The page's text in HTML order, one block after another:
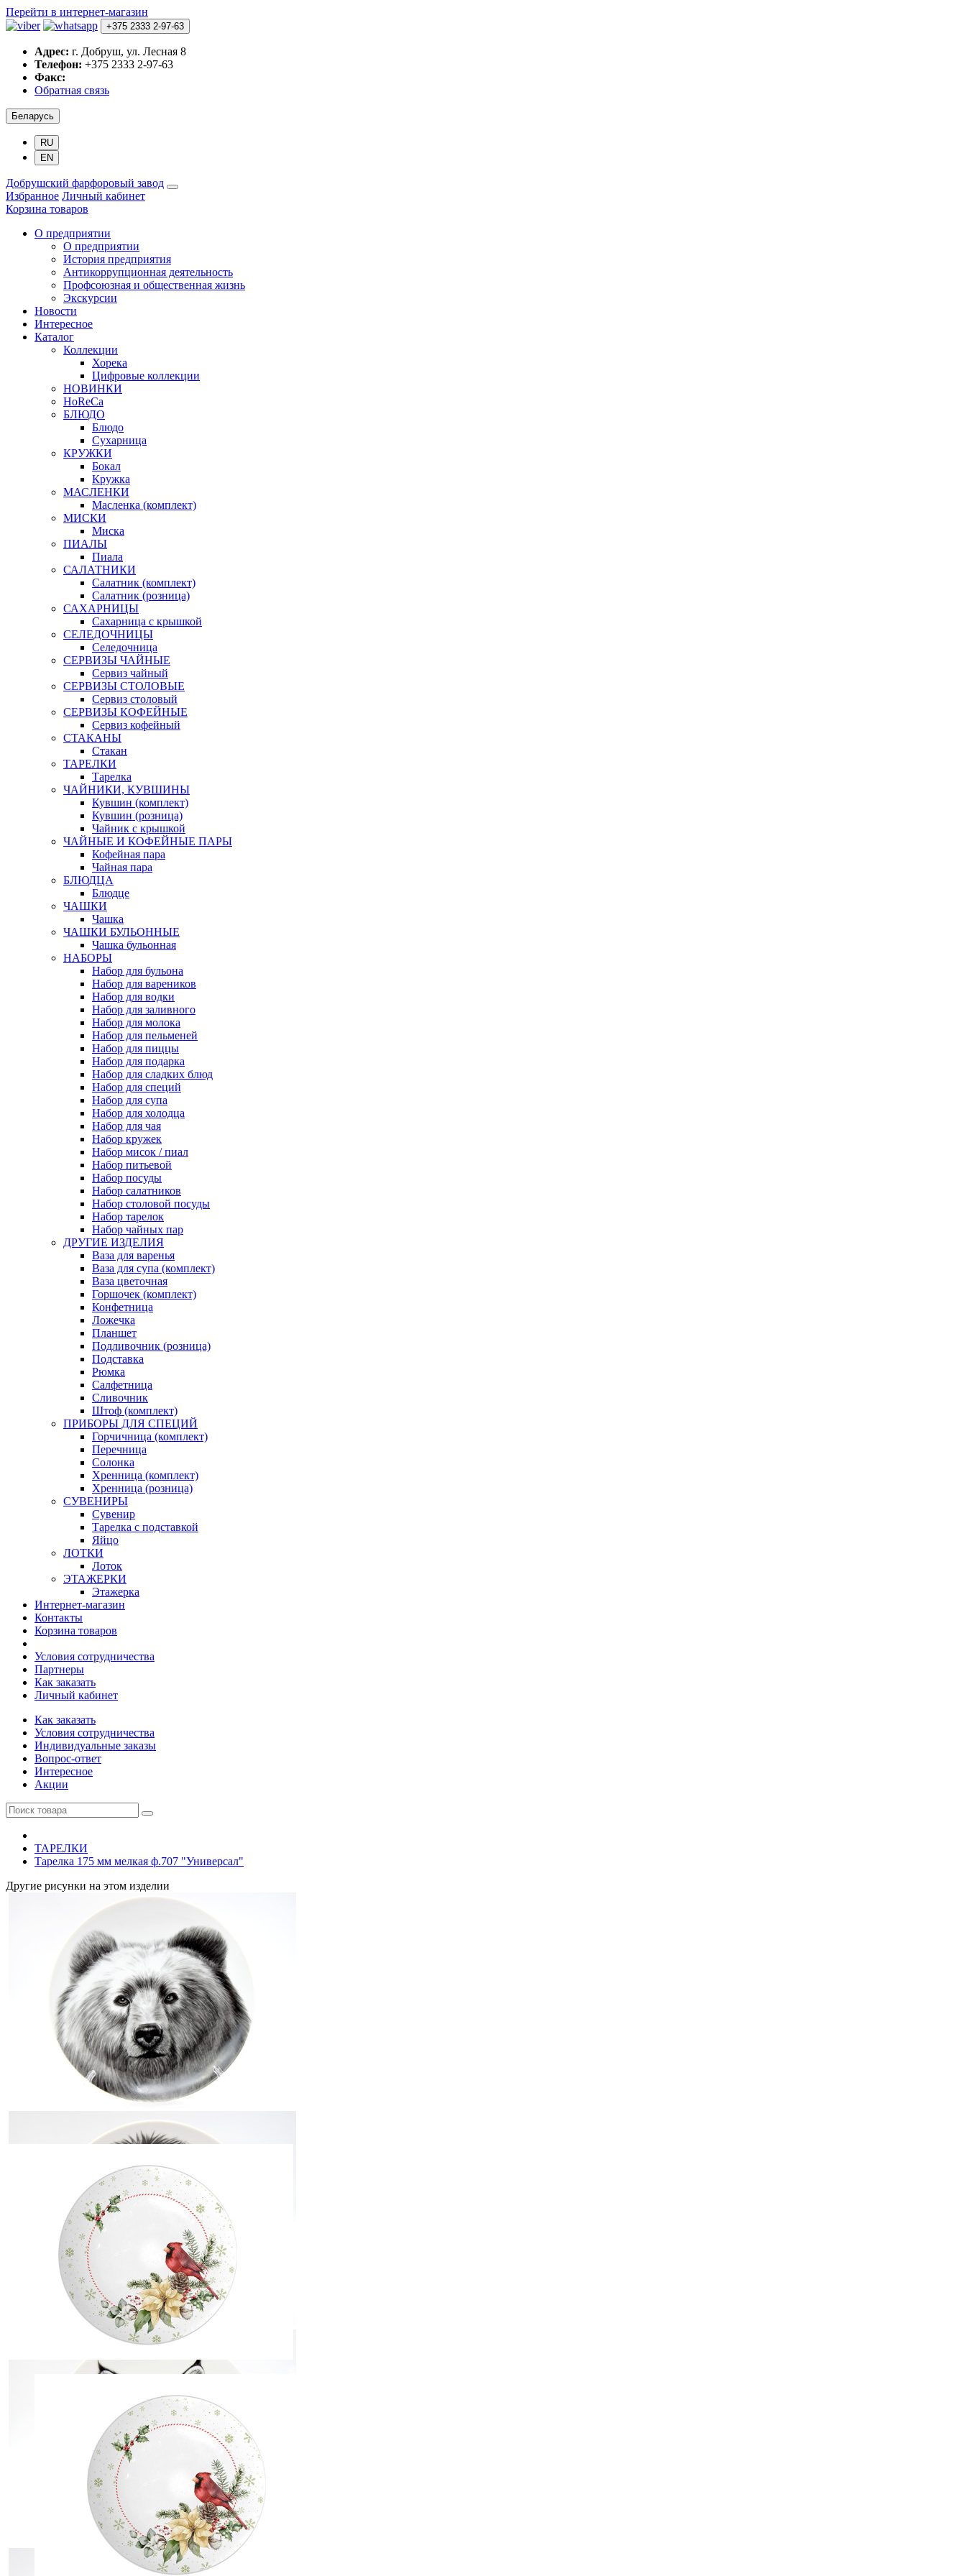
Перейти в интернет-магазин
+375 2333 2-97-63
Адрес: г. Добруш, ул. Лесная 8
Телефон: +375 2333 2-97-63
Факс:
Обратная связь
Беларусь
RU
EN
Добрушский фарфоровый завод
Избранное Личный кабинет
Корзина товаров
О предприятии
О предприятии
История предприятия
Антикоррупционная деятельность
Профсоюзная и общественная жизнь
Экскурсии
Новости
Интересное
Каталог
Коллекции
Хорека
Цифровые коллекции
НОВИНКИ
HoReCa
БЛЮДО
Блюдо
Сухарница
КРУЖКИ
Бокал
Кружка
МАСЛЕНКИ
Масленка (комплект)
МИСКИ
Миска
ПИАЛЫ
Пиала
САЛАТНИКИ
Салатник (комплект)
Салатник (розница)
САХАРНИЦЫ
Сахарница с крышкой
СЕЛЕДОЧНИЦЫ
Селедочница
СЕРВИЗЫ ЧАЙНЫЕ
Сервиз чайный
СЕРВИЗЫ СТОЛОВЫЕ
Сервиз столовый
СЕРВИЗЫ КОФЕЙНЫЕ
Сервиз кофейный
СТАКАНЫ
Стакан
ТАРЕЛКИ
Тарелка
ЧАЙНИКИ, КУВШИНЫ
Кувшин (комплект)
Кувшин (розница)
Чайник с крышкой
ЧАЙНЫЕ И КОФЕЙНЫЕ ПАРЫ
Кофейная пара
Чайная пара
БЛЮДЦА
Блюдце
ЧАШКИ
Чашка
ЧАШКИ БУЛЬОННЫЕ
Чашка бульонная
НАБОРЫ
Набор для бульона
Набор для вареников
Набор для водки
Набор для заливного
Набор для молока
Набор для пельменей
Набор для пиццы
Набор для подарка
Набор для сладких блюд
Набор для специй
Набор для супа
Набор для холодца
Набор для чая
Набор кружек
Набор мисок / пиал
Набор питьевой
Набор посуды
Набор салатников
Набор столовой посуды
Набор тарелок
Набор чайных пар
ДРУГИЕ ИЗДЕЛИЯ
Ваза для варенья
Ваза для супа (комплект)
Ваза цветочная
Горшочек (комплект)
Конфетница
Ложечка
Планшет
Подливочник (розница)
Подставка
Рюмка
Салфетница
Сливочник
Штоф (комплект)
ПРИБОРЫ ДЛЯ СПЕЦИЙ
Горчичница (комплект)
Перечница
Солонка
Хренница (комплект)
Хренница (розница)
СУВЕНИРЫ
Сувенир
Тарелка с подставкой
Яйцо
ЛОТКИ
Лоток
ЭТАЖЕРКИ
Этажерка
Интернет-магазин
Контакты
Корзина товаров
Условия сотрудничества
Партнеры
Как заказать
Личный кабинет
Как заказать
Условия сотрудничества
Индивидуальные заказы
Вопрос-ответ
Интересное
Акции
ТАРЕЛКИ
Тарелка 175 мм мелкая ф.707 "Универсал"
Другие рисунки на этом изделии